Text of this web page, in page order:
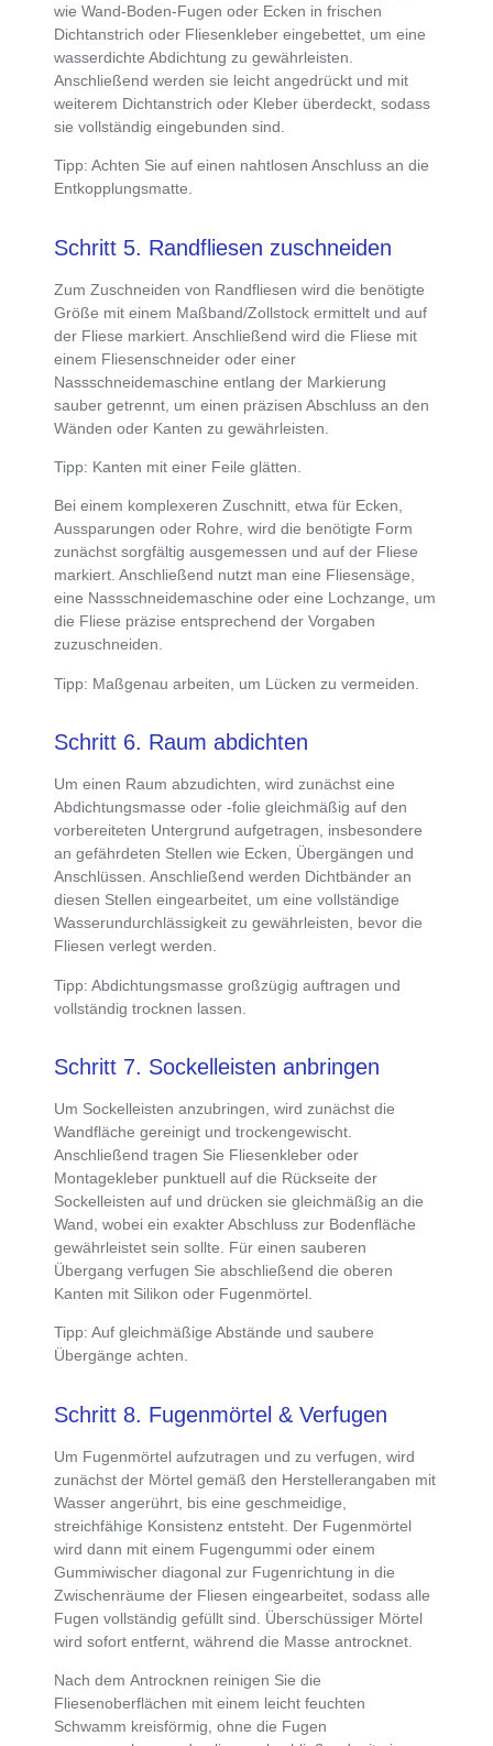
wie Wand-Boden-Fugen oder Ecken in frischen
Dichtanstrich oder Fliesenkleber eingebettet, um eine
wasserdichte Abdichtung zu gewährleisten
Anschließend werden sie leicht angedrückt und mit
weiterem Dichtanstrich oder Kleber überdeckt, sodass
sie vollständig eingebunden sind.
Tipp: Achten Sie auf einen nahtlosen Anschluss an die
Entkopplungsmatte.
Schritt 5. Randfliesen zuschneiden
ZumZuschneiden von Randfliesen wird die benötigte
Größe mit einem Maßband/Zollstock ermittelt und auf
der Fliese markiert . Anschließend wird die Fliese mit
einem Fliesenschneider oder einer
Nassschneidemaschine entlang der Markierung
sauber getrennt, um einen präzisen Abschluss an den
Wänden oder Kanten zu gewährleisten.
Tipp: Kanten mit einer Feile glätten.
Bei einem komplexeren Zuschnitt, etwa für Ecken,
Aussparungen oder Rohre, wird die benötigte Form
zunächst sorgfältig ausgemessen und auf der Fliese
markiert. Anschließend nutzt man eine Fliesensäge,
eine Nassschneidemaschine oder eine Lochzange, um
die Fliese präzise entsprechend der Vorgaben
zuzuschneiden.
Tipp: Maßgenau arbeiten, um Lücken zu vermeiden.
Schritt 6. Raum abdichten
Um einen Raum abzudichten, wird zunächst eine
Abdichtungsmasse oder -folie gleichmäßig auf den
vorbereiteten Untergrund aufgetragen, insbesondere
an gefährdeten Stellen wie Ecken, Übergängen und
Anschlüssen. Anschließendwerden Dichtbänder an
diesen Stellen eingearbeitet, um eine vollständige
Wasserundurchlässigkeit zu gewährleisten, bevor die
Fliesen verlegt werden.
Tipp: Abdichtungsmasse großzügig auftragen und
vollständig trocknen lassen.
Schritt 7. Sockelleisten anbringen
Um Sockelleisten anzubringen, wird zunächst die
Wandfläche gereinigt und trockengewischt
Anschließend tragen Sie Fliesenkleber oder
Montagekleber punktuell auf die Rückseite der
Sockelleisten auf und drücken sie gleichmäßig an die
Wand, wobei ein exakter Abschluss zur Bodenfläche
gewährleistet sein sollte. Für einen sauberen
Übergang verfugen Sie abschließend die oberen
Kanten mit Silikon oder Fugenmörtel.
Tipp: Auf gleichmäßige Abstände und saubere
Übergänge achten.
Schritt 8. Fugenmörtel & Verfugen
Um Fugenmörtel aufzutragen und zu verfugen , wird
zunächst der Mörtel gemäß den Herstellerangaben mit
Wasser angerührt, bis einegeschmeidige,
streichfähige Konsistenz entsteht. Der Fugenmörtel
wird dann mit einem Fugengummi oder einem
Gummiwischer diagonal zur Fugenrichtung in die
Zwischenräume der Fliesen eingearbeitet , sodass alle
Fugen vollständig gefüllt sind. Überschüssiger Mörtel
wird sofort entfernt, während die Masse antrocknet.
Nach demAntrocknen reinigen Sie die
Fliesenoberflächen mit einem leicht feuchten
Schwamm kreisförmig , ohne die Fugen